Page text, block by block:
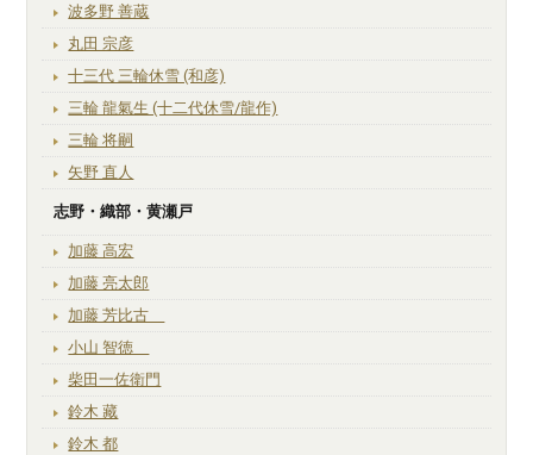
波多野 善蔵
丸田 宗彦
十三代 三輪休雪 (和彦)
三輪 龍氣生 (十二代休雪/龍作)
三輪 将嗣
矢野 直人
志野・織部・黄瀬戸
加藤 高宏
加藤 亮太郎
加藤 芳比古
小山 智徳
柴田一佐衛門
鈴木 藏
鈴木 都